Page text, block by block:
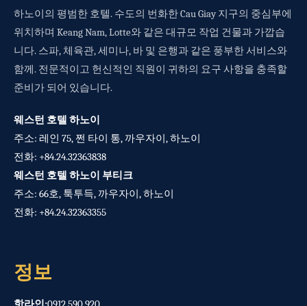
하노이의 평범한 호텔. 수도의 번화한 Cau Giay 지구의 중심부에
위치하며 Keang Nam, Lotte와 같은 대규모 작업 건물과 가깝습
니다. 스파, 체육관, 세미나, 바 및 은행과 같은 풍부한 서비스와
함께. 전문적이고 헌신적인 직원이 귀하의 요구 사항을 충족할
준비가 되어 있습니다.
웨스턴 호텔 하노이
주소: 레인 75, 쩐 타이 통, 까우자이, 하노이
전화: +84.24.32363838
웨스턴 호텔 하노이 부티크
주소: 66호, 툭투득, 까우자이, 하노이
전화: +84.24.32363355
정보